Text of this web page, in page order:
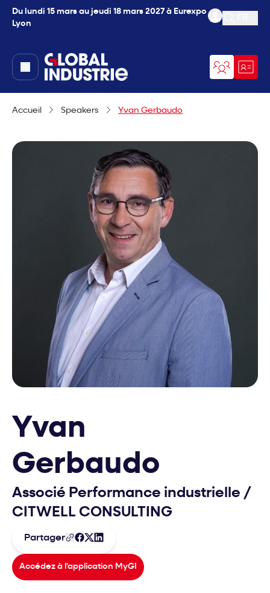
Du lundi 15 mars au jeudi 18 mars 2027 à Eurexpo
Lyon
Ouvrir
page.home
Accueil Speakers Yvan Gerbaudo
Yvan
Gerbaudo
Associé Performance industrielle /
CITWELL CONSULTING
Partager
Accédez à l'application MyGI